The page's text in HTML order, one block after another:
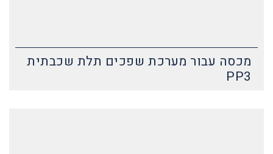
מכסה עבור מערכת שפכים תלת שכבתית
PP3